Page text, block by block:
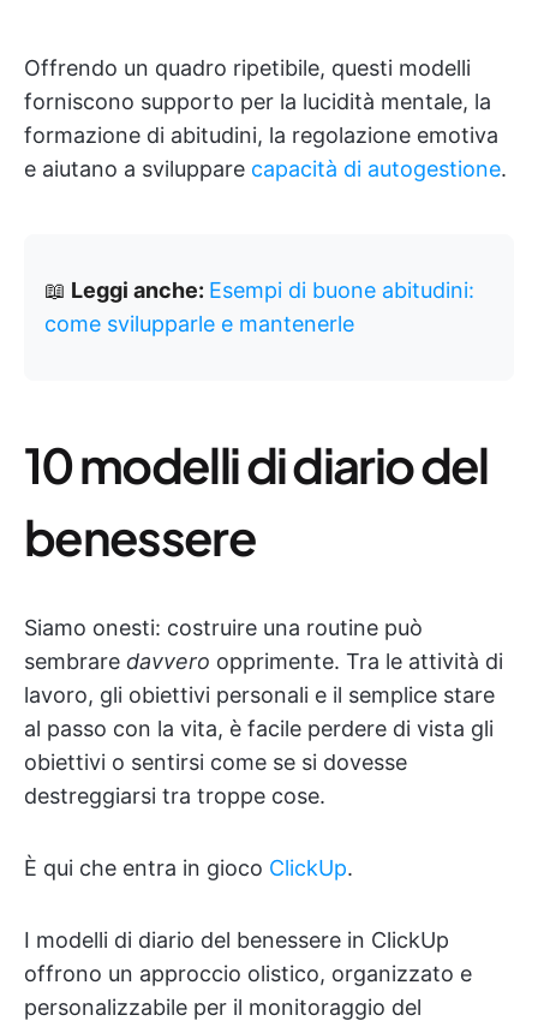
Offrendo un quadro ripetibile, questi modelli
forniscono supporto per la lucidità mentale, la
formazione di abitudini, la regolazione emotiva
e aiutano a sviluppare capacità di autogestione.
📖 Leggi anche: Esempi di buone abitudini:
come svilupparle e mantenerle
10 modelli di diario del
benessere
Siamo onesti: costruire una routine può
sembrare davvero opprimente. Tra le attività di
lavoro, gli obiettivi personali e il semplice stare
al passo con la vita, è facile perdere di vista gli
obiettivi o sentirsi come se si dovesse
destreggiarsi tra troppe cose.
È qui che entra in gioco ClickUp.
I modelli di diario del benessere in ClickUp
offrono un approccio olistico, organizzato e
personalizzabile per il monitoraggio del